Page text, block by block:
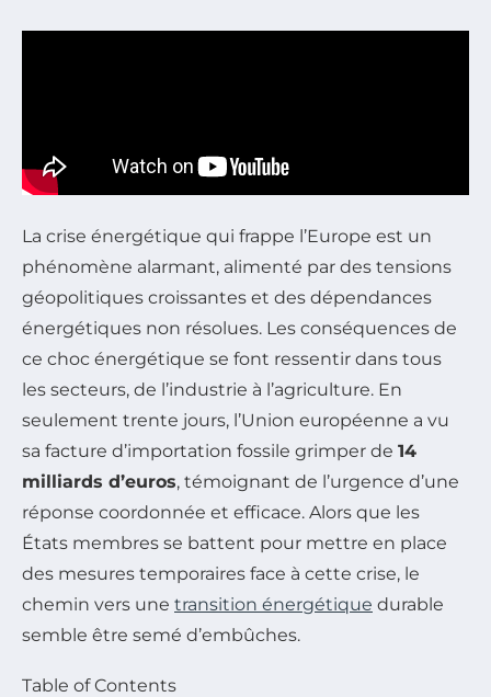
La crise énergétique qui frappe l’Europe est un
phénomène alarmant, alimenté par des tensions
géopolitiques croissantes et des dépendances
énergétiques non résolues. Les conséquences de
ce choc énergétique se font ressentir dans tous
les secteurs, de l’industrie à l’agriculture. En
seulement trente jours, l’Union européenne a vu
sa facture d’importation fossile grimper de 14
milliards d’euros, témoignant de l’urgence d’une
réponse coordonnée et efficace. Alors que les
États membres se battent pour mettre en place
des mesures temporaires face à cette crise, le
chemin vers une transition énergétique durable
semble être semé d’embûches.
Table of Contents